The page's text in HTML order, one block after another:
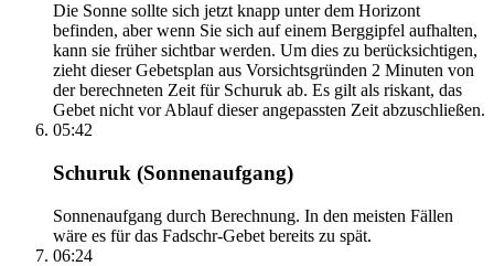
Die Sonne sollte sich jetzt knapp unter dem Horizont
befinden, aber wenn Sie sich auf einem Berggipfel aufhalten,
kann sie früher sichtbar werden. Um dies zu berücksichtigen,
zieht dieser Gebetsplan aus Vorsichtsgründen 2 Minuten von
der berechneten Zeit für Schuruk ab. Es gilt als riskant, das
Gebet nicht vor Ablauf dieser angepassten Zeit abzuschließen.
05:42
Schuruk (Sonnenaufgang)
Sonnenaufgang durch Berechnung. In den meisten Fällen
wäre es für das Fadschr-Gebet bereits zu spät.
06:24